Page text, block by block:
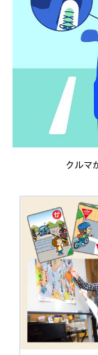
クルマ